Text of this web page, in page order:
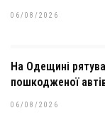
06/08/2026
На Одещині
пошкодженої
06/08/2026